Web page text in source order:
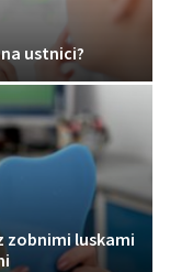
ustnici?
zobnimi luskami